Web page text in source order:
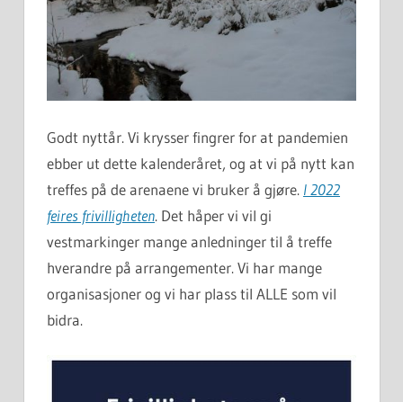
Godt nyttår. Vi krysser fingrer for at pandemien
ebber ut dette kalenderåret, og at vi på nytt kan
treffes på de arenaene vi bruker å gjøre. I 2022
feires frivilligheten. Det håper vi vil gi
vestmarkinger mange anledninger til å treffe
hverandre på arrangementer. Vi har mange
organisasjoner og vi har plass til ALLE som vil
bidra.